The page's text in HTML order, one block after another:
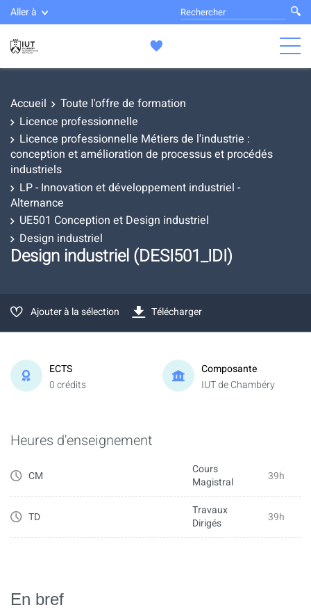
Aller à
Accueil
Toute l'offre de formation
Licence professionnelle
Licence professionnelle Métiers de l'industrie :
conception et amélioration de processus et procédés
industriels
LP - Innovation et développement industriel -
Alternance
UE501 Conception et Design industriel
Design industriel
Design industriel (DESI501_IDI)
Ajouter à la sélection Télécharger
ECTS
0 crédits
Composante
IUT de Chambéry
Heures d'enseignement
CM
Cours
Magistral
39h
TD
Travaux
Dirigés
39h
En bref